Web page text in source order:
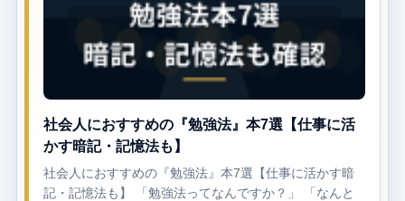
社会人におすすめの『勉強法』本7選【仕事に活
かす暗記・記憶法も】
社会人におすすめの『勉強法』本7選【仕事に活かす暗
記・記憶法も】 「勉強法ってなんですか？」 「なんと